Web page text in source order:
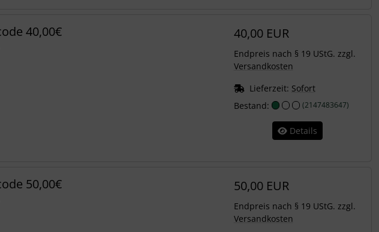
40,00€ 40,00 EUR
Endpreis nach § 19 UStG. zzgl.
Versandkosten
Lieferzeit: Sofort
Bestand:
(2147483647)
Details
50,00€ 50,00 EUR
Endpreis nach § 19 UStG. zzgl.
Versandkosten